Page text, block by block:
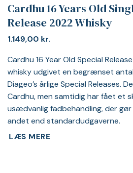
Cardhu 16 Years Old
Release 2022 Whisky
1.149,00 kr.
Cardhu 16 Year Old Special
whisky udgivet en begrænset
Diageo’s årlige Special Releases.
Cardhu, men samtidig har fået et
usædvanlig fadbehandling, der
andet end standardudgaverne.
LÆS MERE